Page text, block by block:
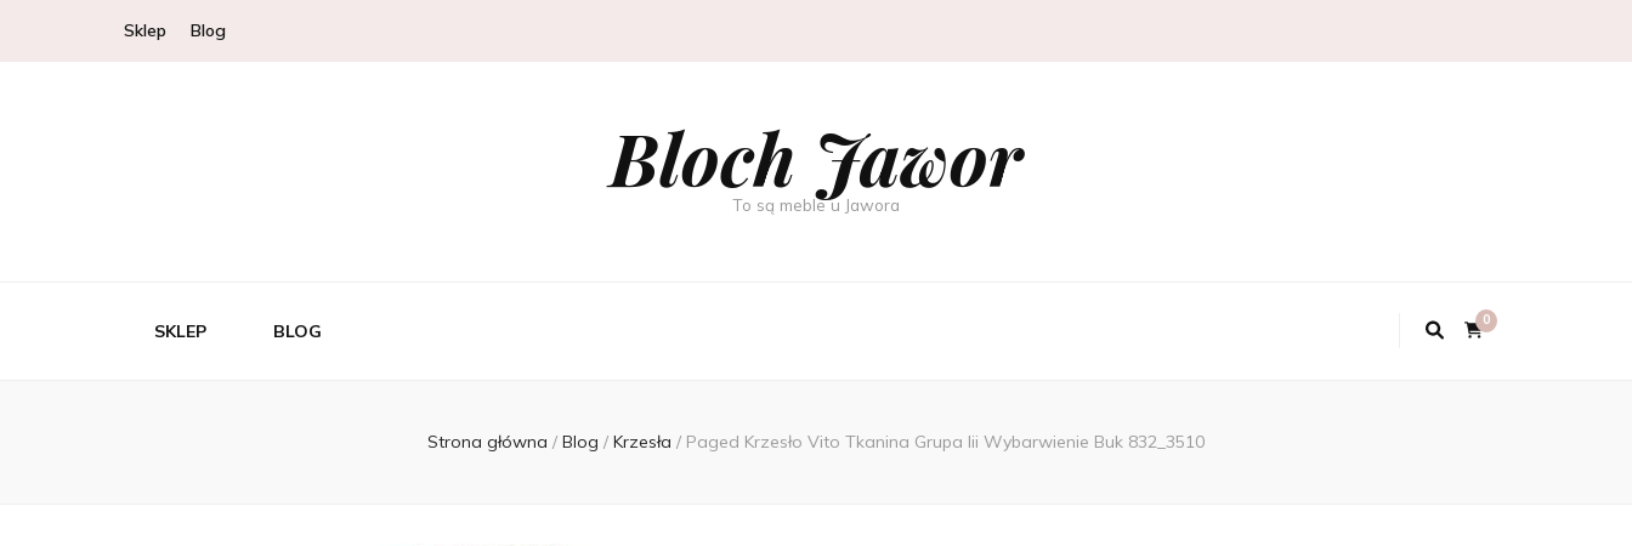
Sklep Blog
Bloch Jawor
To są meble u Jawora
SKLEP BLOG
0
Strona główna / Blog / Krzesła / Paged Krzesło Vito Tkanina Grupa Iii Wybarwienie Buk 832_3510